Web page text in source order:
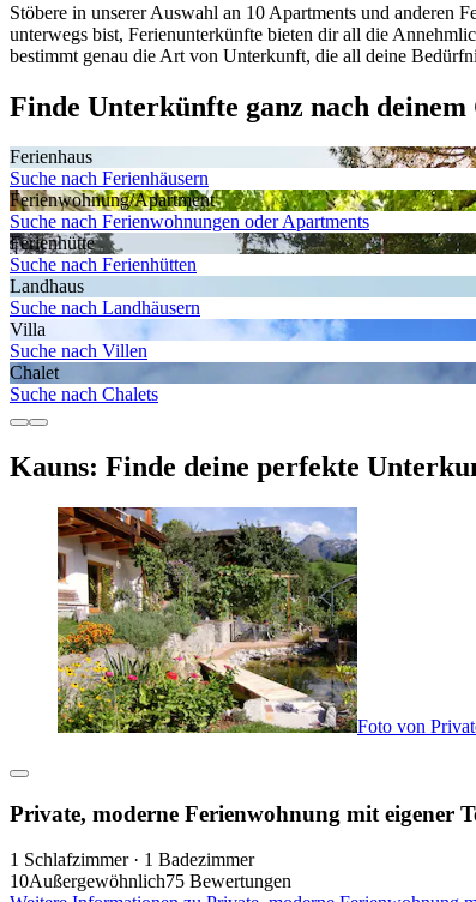
Stöbere in unserer Auswahl an 10 Apartments und anderen
unterwegs bist, Ferienunterkünfte bieten dir all die
bestimmt genau die Art von Unterkunft, die all deine
Finde Unterkünfte ganz nach deinem
Ferienhaus
Suche nach Ferienhäusern
Ferienwohnung/Apartment
Suche nach Ferienwohnungen oder Apartments
Ferienhütte
Suche nach Ferienhütten
Landhaus
Suche nach Landhäusern
Villa
Suche nach Villen
Chalet
Suche nach Chalets
Kauns: Finde deine perfekte
Foto von
Private, moderne Ferienwohnung mit eigener
1 Schlafzimmer · 1 Badezimmer
10Außergewöhnlich75 Bewertungen